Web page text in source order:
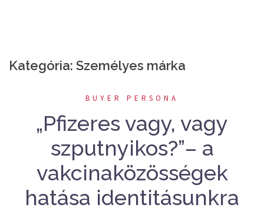
Kategória: Személyes márka
BUYER PERSONA
„Pfizeres vagy, vagy
szputnyikos?”– a
vakcinaközösségek
hatása identitásunkra